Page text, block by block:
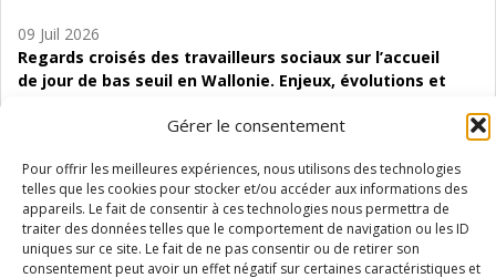
Gérer le consentement
Pour offrir les meilleures expériences, nous utilisons des technologies
telles que les cookies pour stocker et/ou accéder aux informations des
appareils. Le fait de consentir à ces technologies nous permettra de
traiter des données telles que le comportement de navigation ou les ID
uniques sur ce site. Le fait de ne pas consentir ou de retirer son
consentement peut avoir un effet négatif sur certaines caractéristiques et
09 Juil 2026
Regards croisés des travailleurs sociaux sur l’accueil
de jour de bas seuil en Wallonie. Enjeux, évolutions et
Étude d’évaluabilité des Structures
d’accompagnement à l’autocréation d’emploi (SAACE)
01 Juil 2026
Pénurie du personnel infirmier :quels indicateurs